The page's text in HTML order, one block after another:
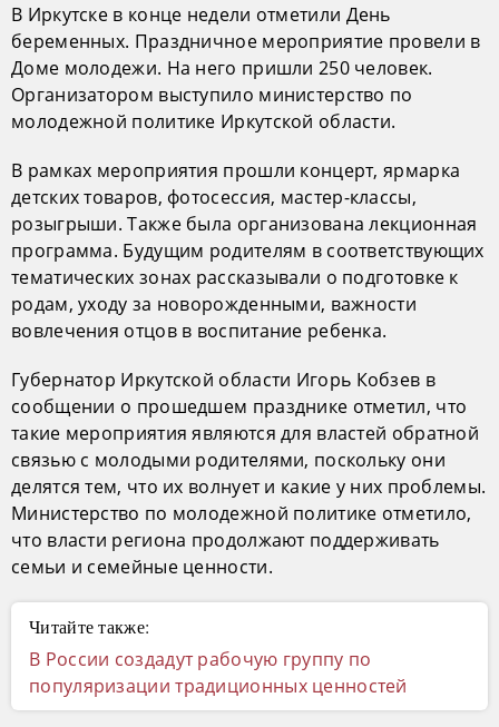
В Иркутске в конце недели отметили День
беременных. Праздничное мероприятие провели в
Доме молодежи. На него пришли 250 человек.
Организатором выступило министерство по
молодежной политике Иркутской области.
В рамках мероприятия прошли концерт, ярмарка
детских товаров, фотосессия, мастер-классы,
розыгрыши. Также была организована лекционная
программа. Будущим родителям в соответствующих
тематических зонах рассказывали о подготовке к
родам, уходу за новорожденными, важности
вовлечения отцов в воспитание ребенка.
Губернатор Иркутской области Игорь Кобзев в
сообщении о прошедшем празднике отметил, что
такие мероприятия являются для властей обратной
связью с молодыми родителями, поскольку они
делятся тем, что их волнует и какие у них проблемы.
Министерство по молодежной политике отметило,
что власти региона продолжают поддерживать
семьи и семейные ценности.
Читайте также:
В России создадут рабочую группу по
популяризации традиционных ценностей